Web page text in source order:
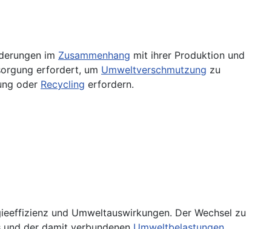
im Zusammenhang mit ihrer Produktion und
erfordert, um Umweltverschmutzung zu
oder Recycling erfordern.
und Umweltauswirkungen. Der Wechsel zu